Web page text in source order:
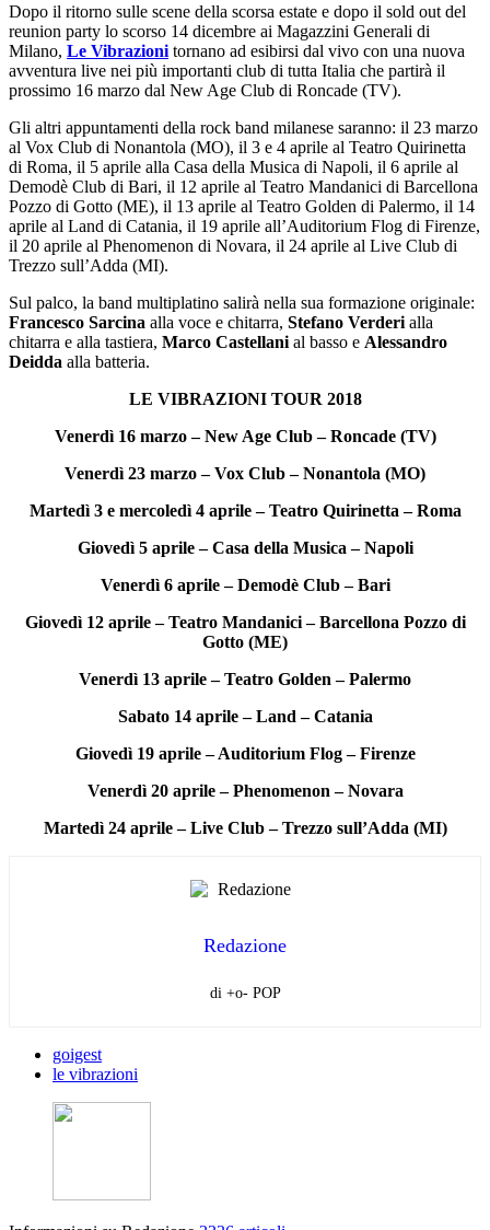
Dopo il ritorno sulle scene della scorsa estate e dopo il sold out del
reunion party lo scorso 14 dicembre ai Magazzini Generali di
Milano, Le Vibrazioni tornano ad esibirsi dal vivo con una nuova
avventura live nei più importanti club di tutta Italia che partirà il
prossimo 16 marzo dal New Age Club di Roncade (TV).
Gli altri appuntamenti della rock band milanese saranno: il 23 marzo
al Vox Club di Nonantola (MO), il 3 e 4 aprile al Teatro Quirinetta
di Roma, il 5 aprile alla Casa della Musica di Napoli, il 6 aprile al
Demodè Club di Bari, il 12 aprile al Teatro Mandanici di Barcellona
Pozzo di Gotto (ME), il 13 aprile al Teatro Golden di Palermo, il 14
aprile al Land di Catania, il 19 aprile all’Auditorium Flog di Firenze,
il 20 aprile al Phenomenon di Novara, il 24 aprile al Live Club di
Trezzo sull’Adda (MI).
Sul palco, la band multiplatino salirà nella sua formazione originale:
Francesco Sarcina alla voce e chitarra, Stefano Verderi alla
chitarra e alla tastiera, Marco Castellani al basso e Alessandro
Deidda alla batteria.
LE VIBRAZIONI TOUR 2018
Venerdì 16 marzo – New Age Club – Roncade (TV)
Venerdì 23 marzo – Vox Club – Nonantola (MO)
Martedì 3 e mercoledì 4 aprile – Teatro Quirinetta – Roma
Giovedì 5 aprile – Casa della Musica – Napoli
Venerdì 6 aprile – Demodè Club – Bari
Giovedì 12 aprile – Teatro Mandanici – Barcellona Pozzo di
Gotto (ME)
Venerdì 13 aprile – Teatro Golden – Palermo
Sabato 14 aprile – Land – Catania
Giovedì 19 aprile – Auditorium Flog – Firenze
Venerdì 20 aprile – Phenomenon – Novara
Martedì 24 aprile – Live Club – Trezzo sull’Adda (MI)
Redazione
di +o- POP
goigest
le vibrazioni